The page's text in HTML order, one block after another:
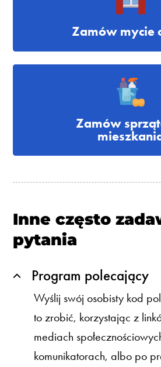
Zamów mycie
Zamów
Inne często
pytania
Program polecający
Wyślij swój osobisty kod
to zrobić, korzystając z
mediach
komunikatorach, albo po